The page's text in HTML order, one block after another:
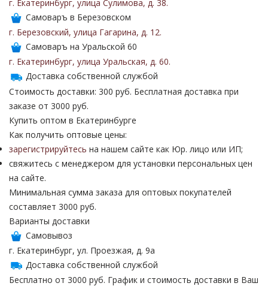
г. Екатеринбург, улица Сулимова, д. 38.
Самоваръ в Березовском
г. Березовский, улица Гагарина, д. 12.
Самоваръ на Уральской 60
г. Екатеринбург, улица Уральская, д. 60.
Доставка собственной службой
Стоимость доставки: 300 руб. Бесплатная доставка при
заказе от 3000 руб.
Купить оптом в Екатеринбурге
Как получить оптовые цены:
зарегистрируйтесь на нашем сайте как Юр. лицо или ИП;
свяжитесь с менеджером для установки персональных цен
на сайте.
Минимальная сумма заказа для оптовых покупателей
составляет 3000 руб.
Варианты доставки
Самовывоз
г. Екатеринбург, ул. Проезжая, д. 9а
Доставка собственной службой
Бесплатно от 3000 руб. График и стоимость доставки в Ваш